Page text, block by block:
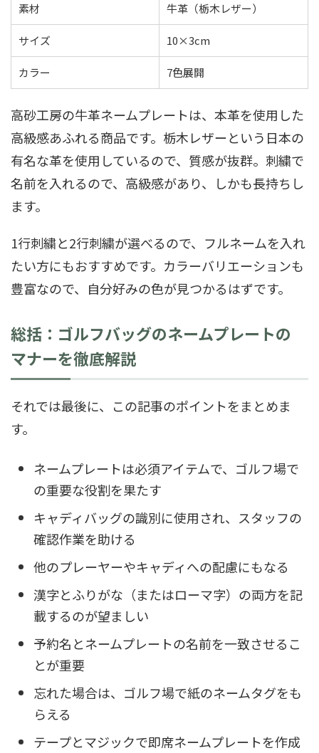
素材 牛革（栃木レザー）
サイズ 10×3cm
カラー 7色展開
高砂工房の牛革ネームプレートは、本革を使用した
高級感あふれる商品です。栃木レザーという日本の
有名な革を使用しているので、質感が抜群。刺繍で
名前を入れるので、高級感があり、しかも長持ちし
ます。
1行刺繍と2行刺繍が選べるので、フルネームを入れ
たい方にもおすすめです。カラーバリエーションも
豊富なので、自分好みの色が見つかるはずです。
総括：ゴルフバッグのネームプレートの
マナーを徹底解説
それでは最後に、この記事のポイントをまとめま
す。
ネームプレートは必須アイテムで、ゴルフ場で
の重要な役割を果たす
キャディバッグの識別に使用され、スタッフの
確認作業を助ける
他のプレーヤーやキャディへの配慮にもなる
漢字とふりがな（またはローマ字）の両方を記
載するのが望ましい
予約名とネームプレートの名前を一致させるこ
とが重要
忘れた場合は、ゴルフ場で紙のネームタグをも
らえる
テープとマジックで即席ネームプレートを作成